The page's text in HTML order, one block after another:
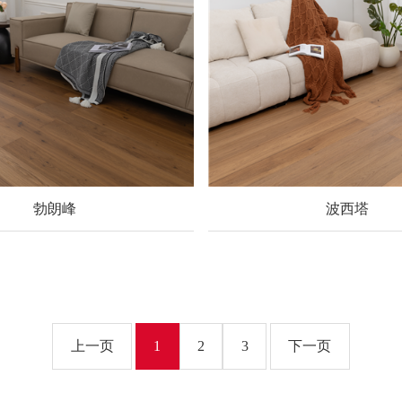
勃朗峰 波西塔
上一页 1 2 3 下一页